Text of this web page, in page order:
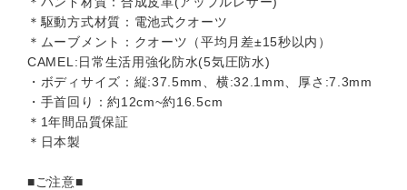
＊駆動方式材質：電池式クオーツ
＊ムーブメント：クオーツ（平均月差±15秒以内）
CAMEL:日常生活用強化防水(5気圧防水)
・ボディサイズ：縦:37.5mm、横:32.1mm、厚さ:7.3mm
・手首回り：約12cm~約16.5cm
＊1年間品質保証
＊日本製
■ご注意■